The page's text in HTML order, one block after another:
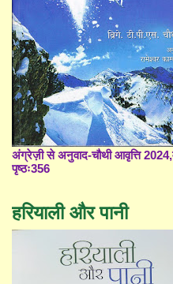
अंग्रेज़ी से अनुवाद-चौथी आवृत्ति
पृष्ठः356
हरियाली और पानी